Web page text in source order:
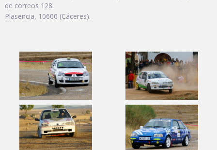
de correos 128.
Plasencia, 10600 (Cáceres).